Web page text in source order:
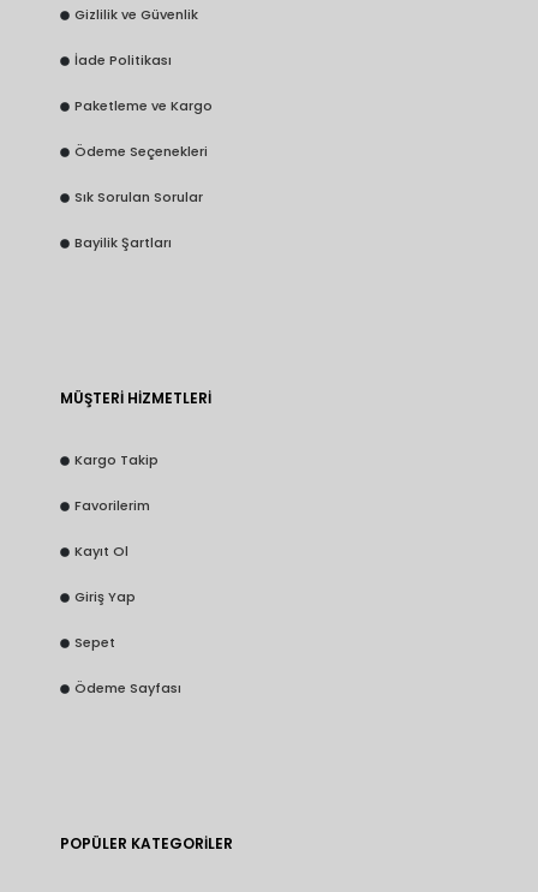
Gizlilik ve Güvenlik
İade Politikası
Paketleme ve Kargo
Ödeme Seçenekleri
Sık Sorulan Sorular
Bayilik Şartları
MÜŞTERİ HİZMETLERİ
Kargo Takip
Favorilerim
Kayıt Ol
Giriş Yap
Sepet
Ödeme Sayfası
POPÜLER KATEGORİLER